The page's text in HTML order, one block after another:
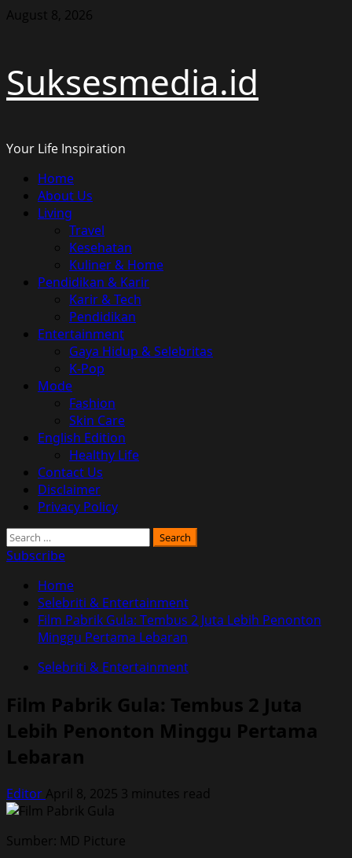
Skip
August 8, 2026
Suksesmedia.id
Your Life Inspiration
Primary
Menu
Home
About Us
Living
Travel
Kesehatan
Kuliner & Home
Pendidikan & Karir
Karir & Tech
Pendidikan
Entertainment
Gaya Hidup & Selebritas
K-Pop
Mode
Fashion
Skin Care
English Edition
Healthy Life
Contact Us
Disclaimer
Privacy Policy
Search
for:
Subscribe
Home
Selebriti & Entertainment
Film Pabrik Gula: Tembus 2 Juta Lebih Penonton
Minggu Pertama Lebaran
Selebriti & Entertainment
Film Pabrik Gula: Tembus 2 Juta
Lebih Penonton Minggu Pertama
Lebaran
Editor April 8, 2025 3 minutes read
Sumber: MD Picture